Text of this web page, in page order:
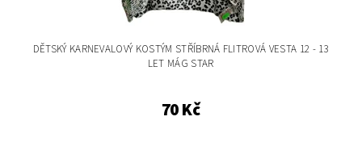
DĚTSKÝ KARNEVALOVÝ KOSTÝM STŘÍBRNÁ FLITROVÁ VESTA 12 - 13
LET MÁG STAR
70 Kč